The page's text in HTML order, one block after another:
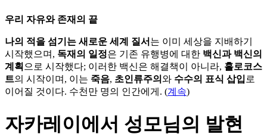
우리 자유와 존재의 끝
나의 적을 섬기는 새로운 세계 질서 는 이미 세상을 지배하기
시작했으며, 독재의 일정은 기존 유행병에 대한 백신과 백신의
계획 으로 시작했다; 이러한 백신은 해결책이 아니라, 홀로코스
트의 시작이며, 이는 죽음, 초인류주의 와 수수의 표식 삽입 로
이어질 것이다. 수천만 명의 인간에게. (계속)
자카레이에서 성모님의 발현